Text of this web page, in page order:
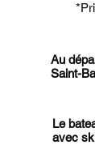
Au
Saint-
Le
avec